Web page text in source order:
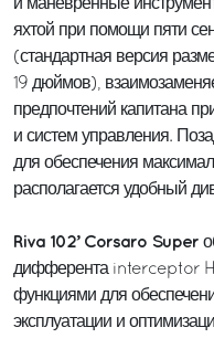
и маневренные
яхтой при помощи пяти
(стандартная версия
19 дюймов),
предпочтений капитана
и систем управления.
для обеспечения
располагается удобный
Riva 102’ Corsaro Super
дифферента interceptor
функциями для
эксплуатации и